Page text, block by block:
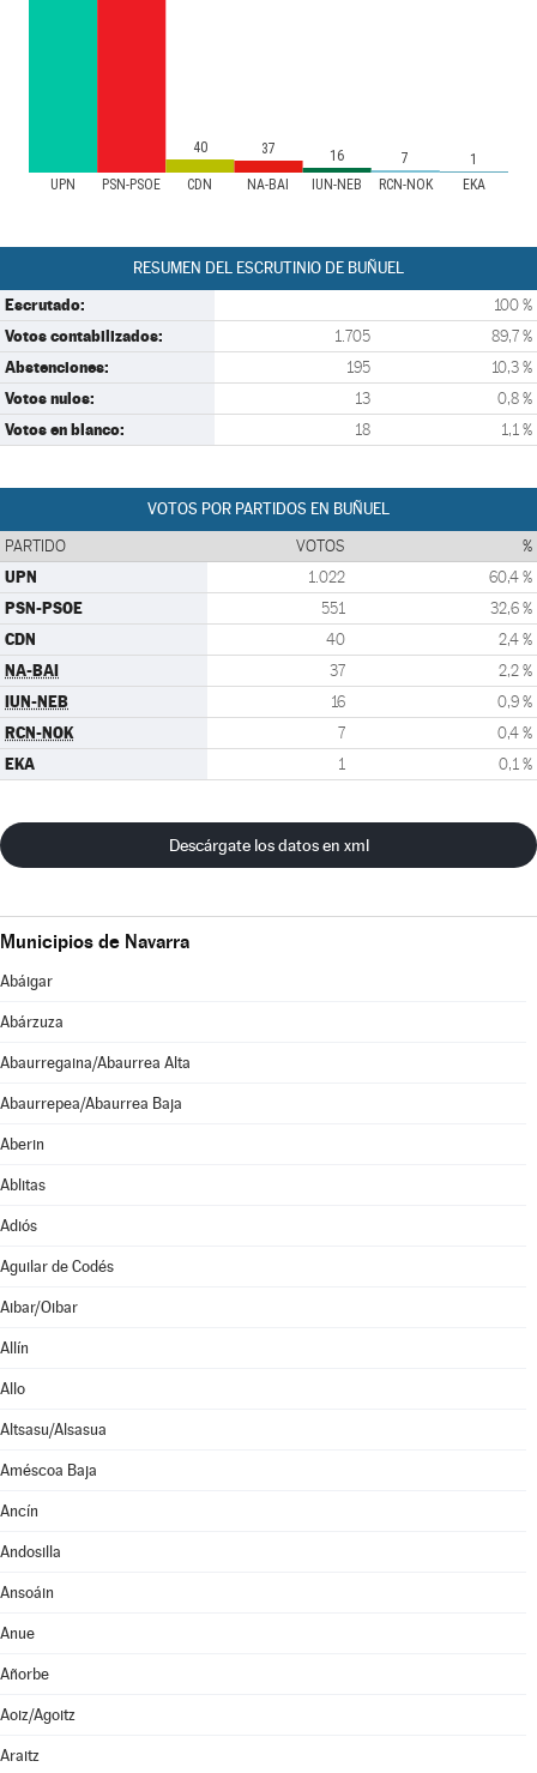
UPN PSN-PSOE CDN NA-BAI IUN-NEB RCN-NOK EKA
40 37 16 7 1
RESUMEN DEL ESCRUTINIO DE BUÑUEL
Escrutado: 100 %
Votos contabilizados: 1.705 89,7 %
Abstenciones: 195 10,3 %
Votos nulos: 13 0,8 %
Votos en blanco: 18 1,1 %
VOTOS POR PARTIDOS EN BUÑUEL
PARTIDO VOTOS %
UPN 1.022 60,4 %
PSN-PSOE 551 32,6 %
CDN 40 2,4 %
NA-BAI 37 2,2 %
IUN-NEB 16 0,9 %
RCN-NOK 7 0,4 %
EKA 1 0,1 %
Descárgate los datos en xml
Municipios de Navarra
Abáigar
Abárzuza
Abaurregaina/Abaurrea Alta
Abaurrepea/Abaurrea Baja
Aberin
Ablitas
Adiós
Aguilar de Codés
Aibar/Oibar
Allín
Allo
Altsasu/Alsasua
Améscoa Baja
Ancín
Andosilla
Ansoáin
Anue
Añorbe
Aoiz/Agoitz
Araitz